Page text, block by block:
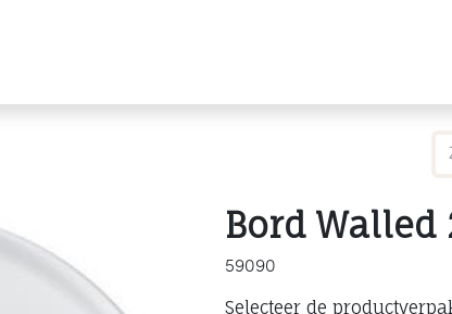
Bord Walled
59090
Selecteer de